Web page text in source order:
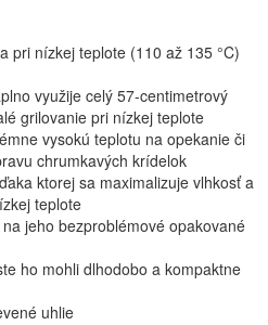
pri nízkej teplote (110 až 135 °C)
využije celý 57-centimetrový
grilovanie pri nízkej teplote
vysokú teplotu na opekanie či
chrumkavých krídelok
ktorej sa maximalizuje vlhkosť a
teplote
jeho bezproblémové opakované
ho mohli dlhodobo a kompaktne
uhlie